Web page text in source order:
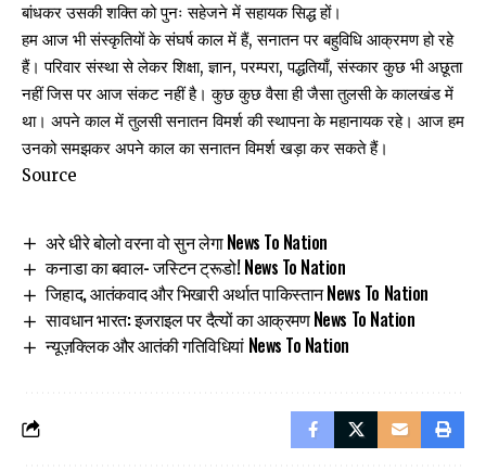
बांधकर उसकी शक्ति को पुनः सहेजने में सहायक सिद्ध हों।
हम आज भी संस्कृतियों के संघर्ष काल में हैं, सनातन पर बहुविधि आक्रमण हो रहे
हैं। परिवार संस्था से लेकर शिक्षा, ज्ञान, परम्परा, पद्धतियाँ, संस्कार कुछ भी अछूता
नहीं जिस पर आज संकट नहीं है। कुछ कुछ वैसा ही जैसा तुलसी के कालखंड में
था। अपने काल में तुलसी सनातन विमर्श की स्थापना के महानायक रहे। आज हम
उनको समझकर अपने काल का सनातन विमर्श खड़ा कर सकते हैं।
Source
अरे धीरे बोलो वरना वो सुन लेगा News To Nation
कनाडा का बवाल- जस्टिन ट्रूडो! News To Nation
जिहाद, आतंकवाद और भिखारी अर्थात पाकिस्तान News To Nation
सावधान भारत: इजराइल पर दैत्यों का आक्रमण News To Nation
न्यूज़क्लिक और आतंकी गतिविधियां News To Nation